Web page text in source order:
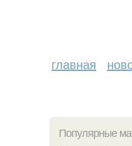
главная
Популярные